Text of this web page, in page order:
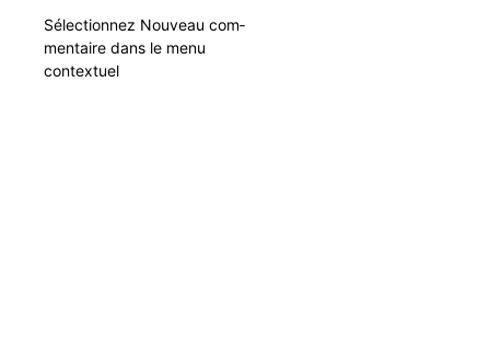
Sélec­tion­nez Nou­veau com­
men­taire dans le menu
contextuel